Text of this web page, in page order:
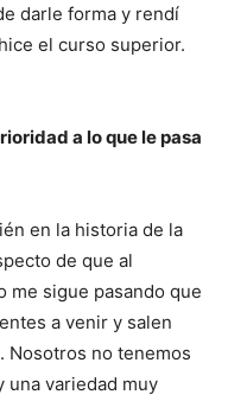
darle forma y rendí
el curso superior.
a lo que le pasa
en la historia de la
de que al
me sigue pasando que
a venir y salen
Nosotros no tenemos
una variedad muy